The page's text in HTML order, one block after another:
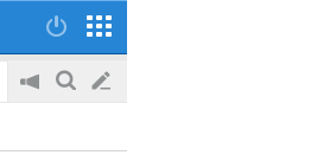
공
on/off
검
글
쓰